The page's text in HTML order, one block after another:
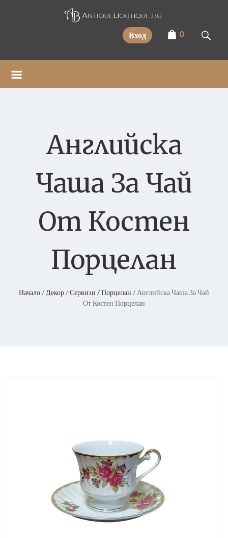
Вход 0
Английска
Чаша За Чай
От Костен
Порцелан
Начало/ Декор/Сервизи / Порцелан / Английска Чаша За Чай
От Костен Порцелан